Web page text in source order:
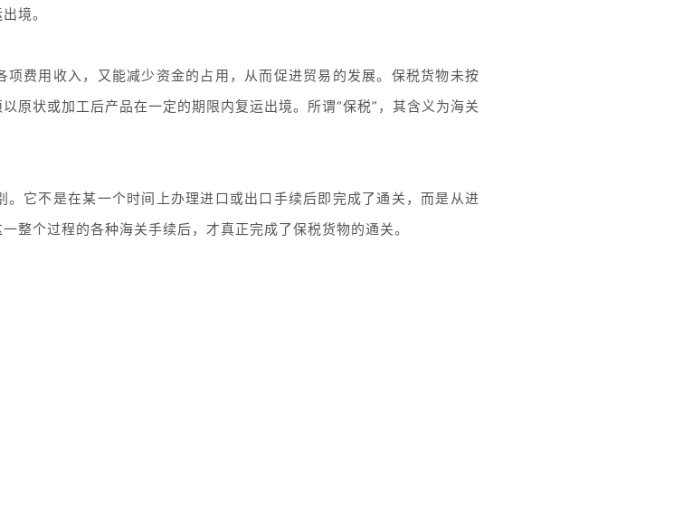
境。
费用收入，又能减少资金的占用，从而促进贸易的发展。保税货物未按
原状或加工后产品在一定的期限内复运出境。所谓“保税”，其含义为海关
它不是在某一个时间上办理进口或出口手续后即完成了通关，而是从进
整个过程的各种海关手续后，才真正完成了保税货物的通关。